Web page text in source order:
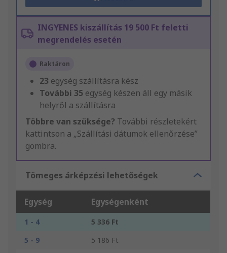
INGYENES kiszállítás 19 500 Ft feletti
megrendelés esetén
Raktáron
23 egység szállításra kész
További 35 egység készen áll egy másik
helyről a szállításra
Többre van szüksége? További részletekért
kattintson a „Szállítási dátumok ellenőrzése”
gombra.
Tömeges árképzési lehetőségek
Egység Egységenként
1 - 4
5 336 Ft
5 - 9
5 186 Ft